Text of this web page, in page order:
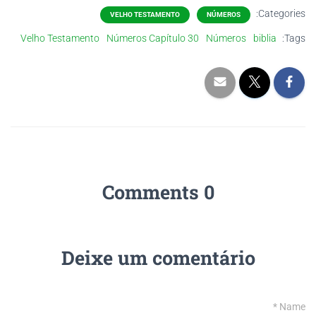
Categories:
NÚMEROS
VELHO TESTAMENTO
Tags:
biblia
Números
Números Capítulo 30
Velho Testamento
0 Comments
Deixe um comentário
Name
*